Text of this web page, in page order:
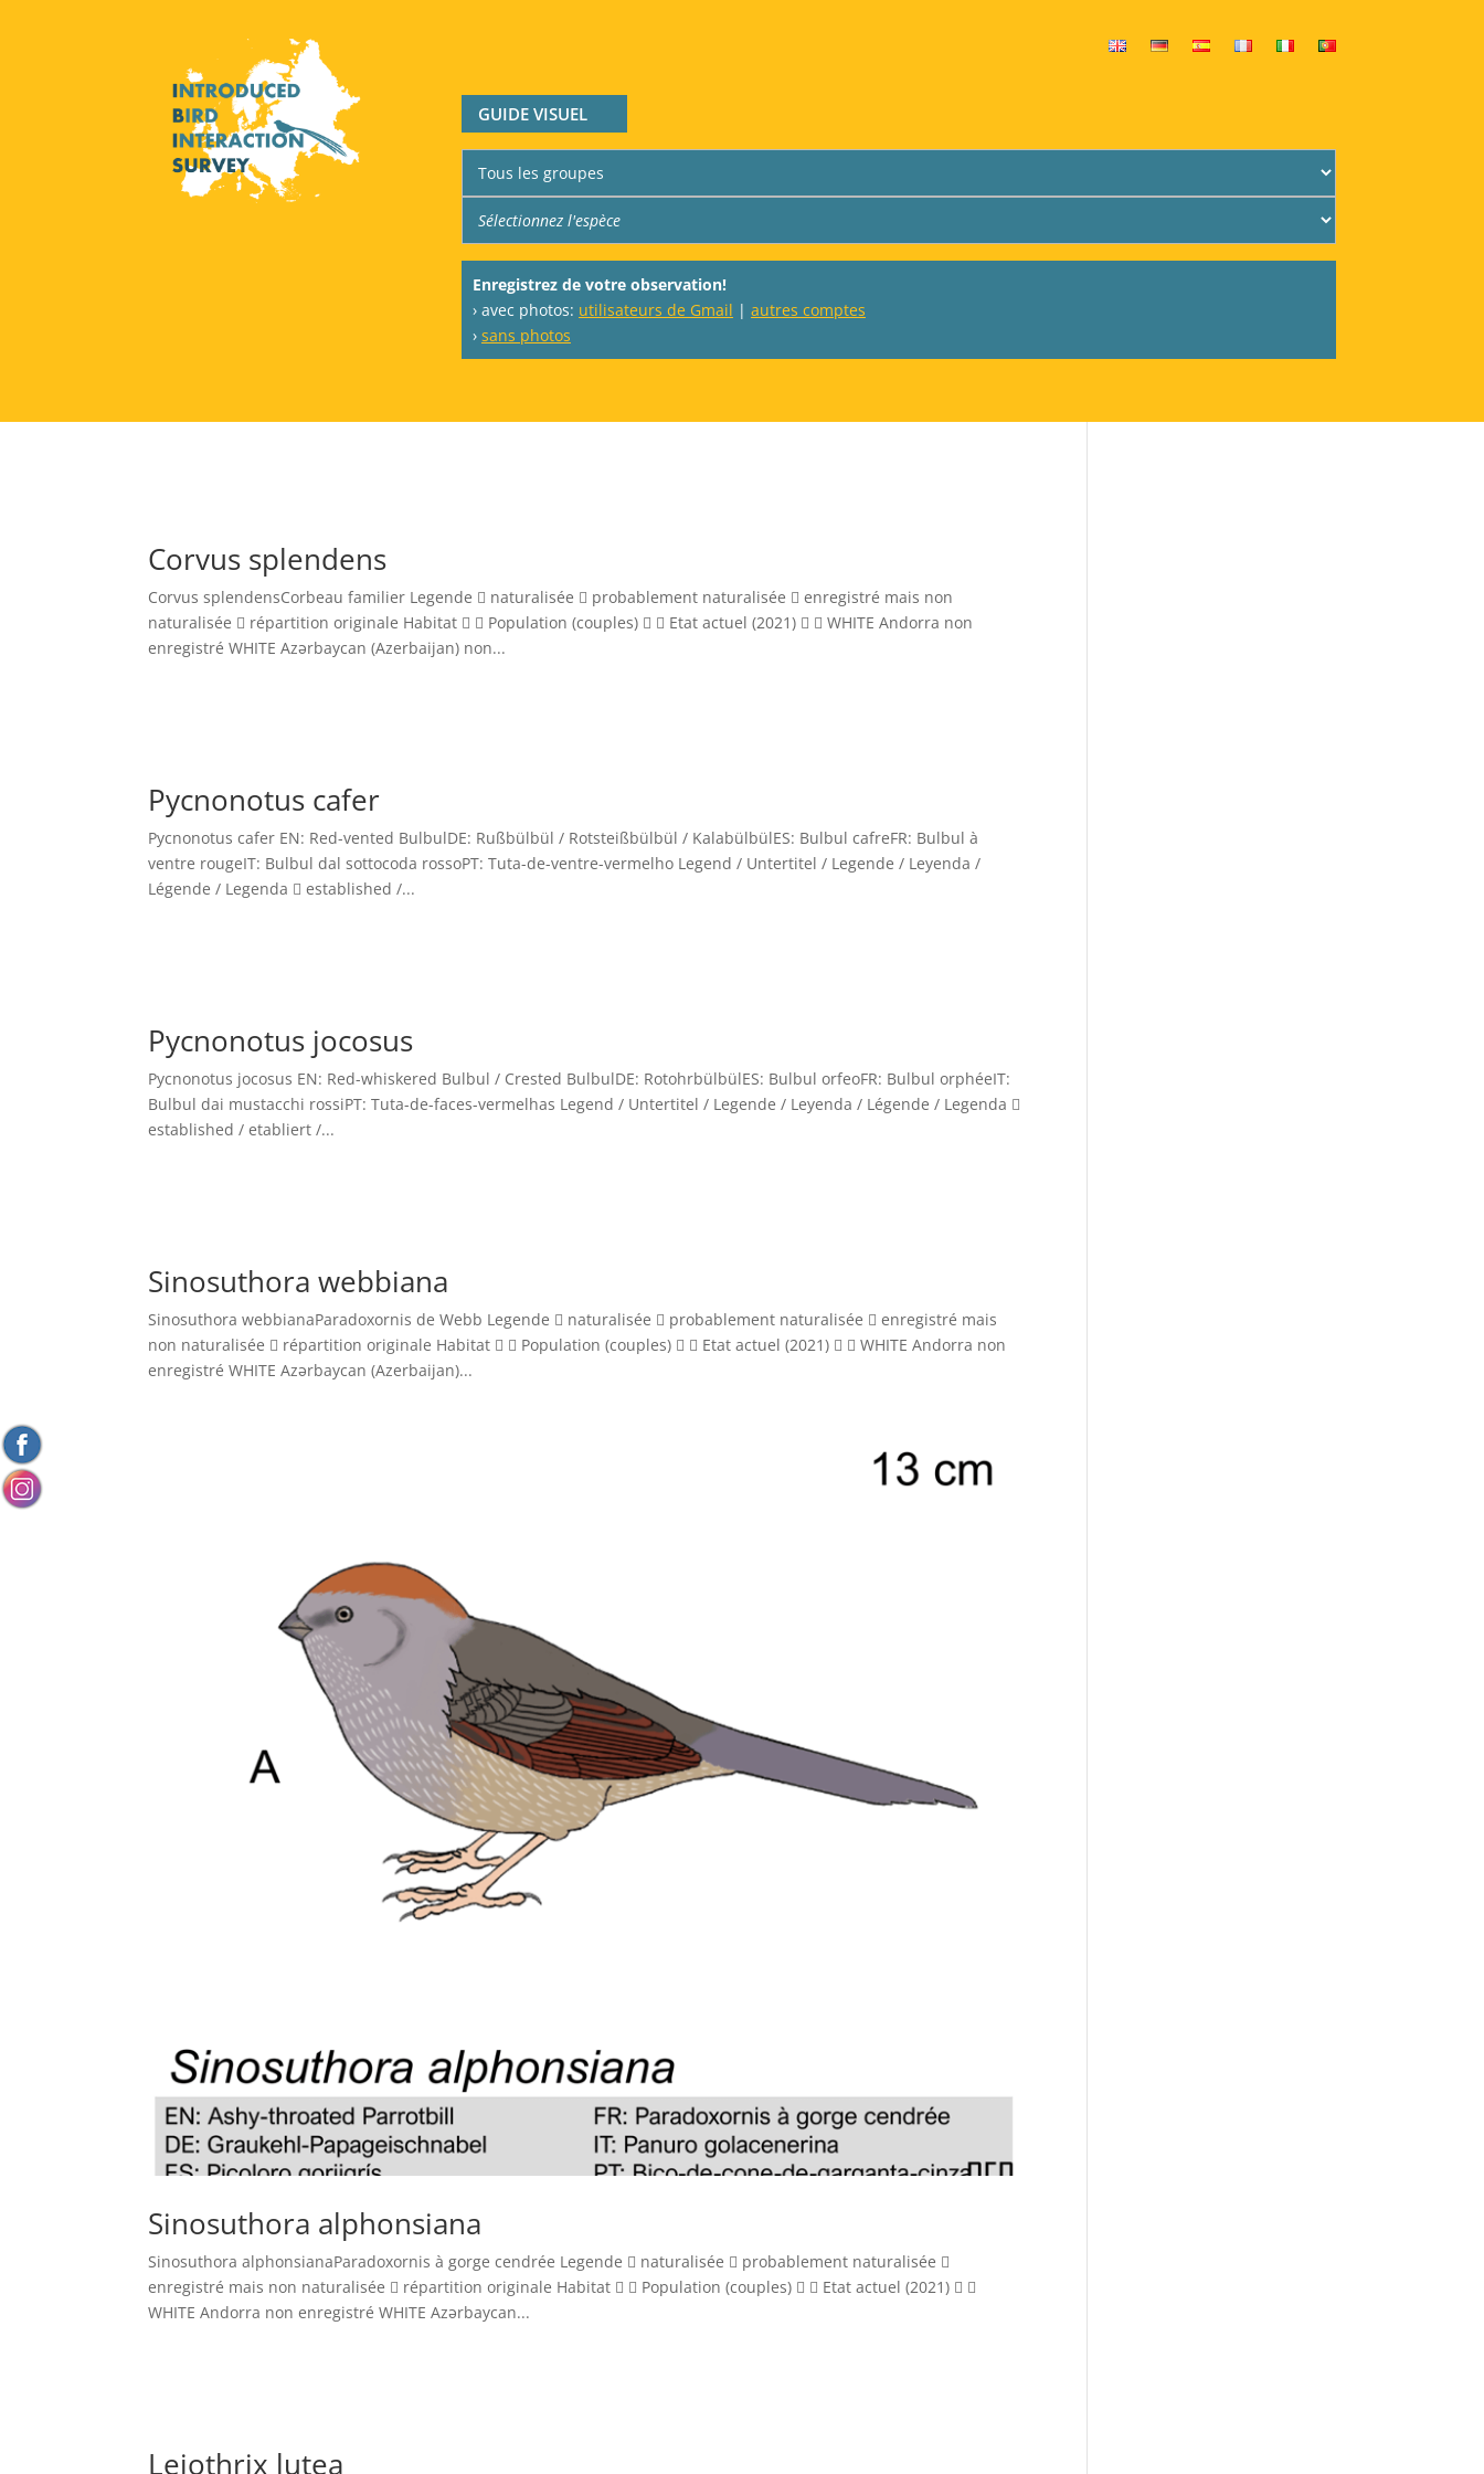
GUIDE VISUEL
Enregistrez de votre observation!
› avec photos: utilisateurs de Gmail | autres comptes
› sans photos
Corvus splendens
Corvus splendensCorbeau familier Legende  naturalisée  probablement naturalisée  enregistré mais non
naturalisée  répartition originale Habitat   Population (couples)   Etat actuel (2021)   WHITE Andorra non
enregistré WHITE Azərbaycan (Azerbaijan) non...
Pycnonotus cafer
Pycnonotus cafer EN: Red-vented BulbulDE: Rußbülbül / Rotsteißbülbül / KalabülbülES: Bulbul cafreFR: Bulbul à
ventre rougeIT: Bulbul dal sottocoda rossoPT: Tuta-de-ventre-vermelho Legend / Untertitel / Legende / Leyenda /
Légende / Legenda  established /...
Pycnonotus jocosus
Pycnonotus jocosus EN: Red-whiskered Bulbul / Crested BulbulDE: RotohrbülbülES: Bulbul orfeoFR: Bulbul orphéeIT:
Bulbul dai mustacchi rossiPT: Tuta-de-faces-vermelhas Legend / Untertitel / Legende / Leyenda / Légende / Legenda 
established / etabliert /...
Sinosuthora webbiana
Sinosuthora webbianaParadoxornis de Webb Legende  naturalisée  probablement naturalisée  enregistré mais
non naturalisée  répartition originale Habitat   Population (couples)   Etat actuel (2021)   WHITE Andorra non
enregistré WHITE Azərbaycan (Azerbaijan)...
Sinosuthora alphonsiana
Sinosuthora alphonsianaParadoxornis à gorge cendrée Legende  naturalisée  probablement naturalisée 
enregistré mais non naturalisée  répartition originale Habitat   Population (couples)   Etat actuel (2021)  
WHITE Andorra non enregistré WHITE Azərbaycan...
Leiothrix lutea